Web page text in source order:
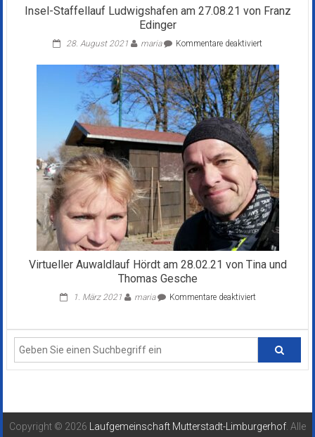
Insel-Staffellauf Ludwigshafen am 27.08.21 von Franz
Edinger
28. August 2021 maria Kommentare deaktiviertfür
Staffellauf
Ludwigshafen
am
27.08.21
von
Franz
Edinger
Virtueller Auwaldlauf Hördt am 28.02.21 von Tina und
Thomas Gesche
1. März 2021 maria Kommentare deaktiviertfür
von
Gesche
Copyright © 2026 Laufgemeinschaft Mutterstadt-Limburgerhof . Alle